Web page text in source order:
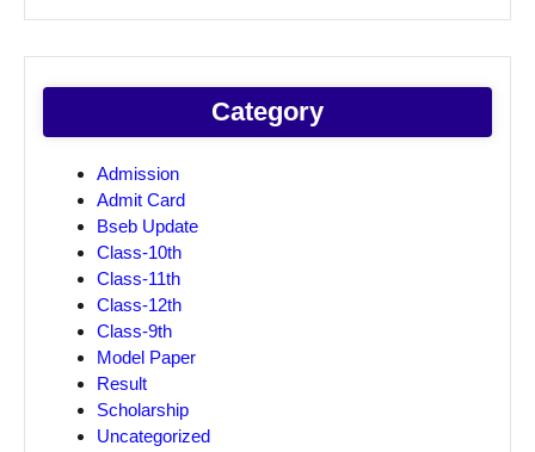
Category
Admission
Admit Card
Bseb Update
Class-10th
Class-11th
Class-12th
Class-9th
Model Paper
Result
Scholarship
Uncategorized